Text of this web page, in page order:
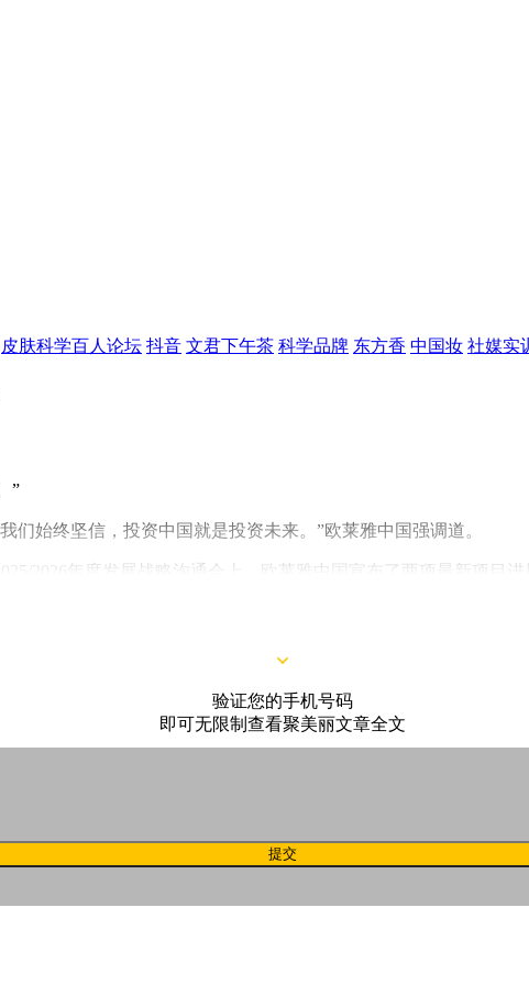
皮肤科学百人论坛 抖音 文君下午茶 科学品牌 东方香 中国妆 社媒实
”
始终坚信，投资中国就是投资未来。”欧莱雅中国强调道。
2026年度发展战略沟通会上，欧莱雅中国宣布了两项最新项目进
验证您的手机号码
即可无限制查看聚美丽文章全文
提交